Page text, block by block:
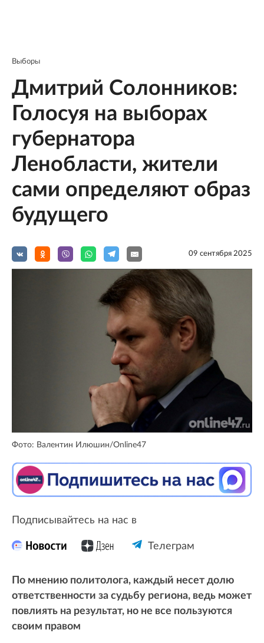
Выборы
Дмитрий Солонников:
Голосуя на выборах
губернатора
Ленобласти, жители
сами определяют образ
будущего
09 сентября 2025
Фото: Валентин Илюшин/Online47
Подписывайтесь на нас в
Телеграм
По мнению политолога, каждый несет долю
ответственности за судьбу региона, ведь может
повлиять на результат, но не все пользуются
своим правом